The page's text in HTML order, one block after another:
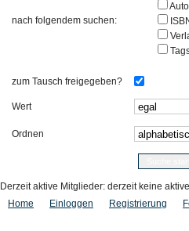
nach folgendem suchen:
zum Tausch freigegeben?
Wert
Ordnen
Derzeit aktive Mitglieder: derzeit keine
Home
Einloggen Registrierung